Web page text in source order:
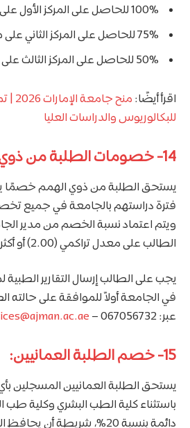
100% للحاصل على المركز الأول على مستوى الكلية.
75% للحاصل على المركز الثاني على مستوى الكلية.
50% للحاصل على المركز الثالث على مستوى الكلية.
اقرأ أيضًا:
منح
للبكالوريوس والدراسات العليا
14- خصومات الطلبة من ذوي الهمم:
فترة دراستهم بالجامعة في جميع
ويتم اعتماد نسبة الخصم من مدير
الطالب على معدل تراكمي (2.00) أو أكثر.
يجب على الطالب إرسال التقارير
في الجامعة أولاً للموافقة على حالته
عبر: 067056732 –
15- خصم الطلبة العمانيين:
يستحق الطلبة العمانيين المسجلين
باستثناء كلية الطب البشري وكلية طب
دائمة بنسبة 20%، شريطة أن